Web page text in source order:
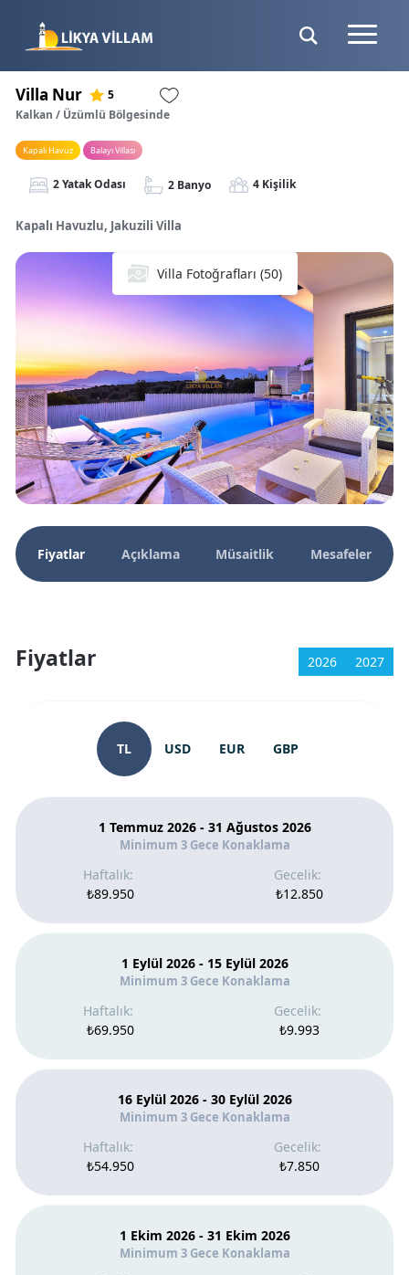
Villa Nur
5
Kalkan / Üzümlü Bölgesinde
Kapalı Havuz Balayı Villası
2 Yatak Odası 2 Banyo 4 Kişilik
Kapalı Havuzlu, Jakuzili Villa
Villa Fotoğrafları (50)
Fiyatlar Açıklama Müsaitlik Mesafeler
Fiyatlar 2026 2027
TL USD EUR GBP
1 Temmuz 2026 - 31 Ağustos 2026
Minimum 3 Gece Konaklama
₺89.950 ₺12.850
1 Eylül 2026 - 15 Eylül 2026
Minimum 3 Gece Konaklama
₺69.950 ₺9.993
16 Eylül 2026 - 30 Eylül 2026
Minimum 3 Gece Konaklama
₺54.950 ₺7.850
1 Ekim 2026 - 31 Ekim 2026
Minimum 3 Gece Konaklama